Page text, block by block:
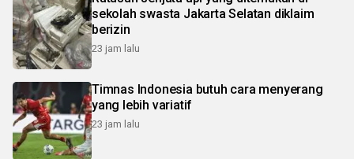
sekolah swasta Jakarta Selatan diklaim
berizin
23 jam lalu
Timnas Indonesia butuh cara menyerang
yang lebih variatif
23 jam lalu